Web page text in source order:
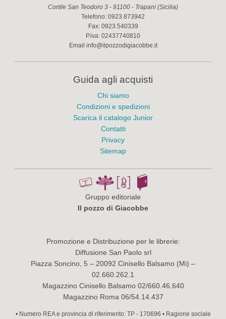
Cortile San Teodoro 3 - 91100 - Trapani (Sicilia)
Telefono: 0923.873942
Fax: 0923.540339
P.iva: 02437740810
Email info@ilpozzodigiacobbe.it
Guida agli acquisti
Chi siamo
Condizioni e spedizioni
Scarica il catalogo Junior
Contatti
Privacy
Sitemap
Gruppo editoriale
Il pozzo di Giacobbe
Promozione e Distribuzione per le librerie:
Diffusione San Paolo srl
Piazza Soncino, 5 – 20092 Cinisello Balsamo (Mi) –
02.660.262.1
Magazzino Cinisello Balsamo 02/660.46.640
Magazzino Roma 06/54.14.437
• Numero REA e provincia di riferimento: TP - 170696 • Ragione sociale